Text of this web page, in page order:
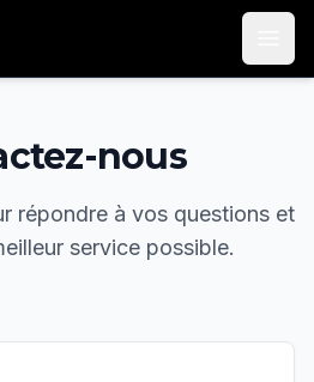
nous
répondre à vos questions et
service possible.